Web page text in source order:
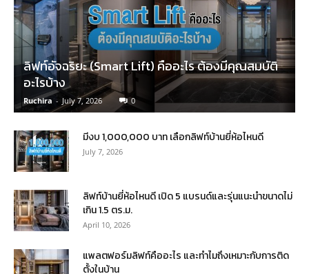
ลิฟท์อัจฉริยะ (Smart Lift) คืออะไร ต้องมีคุณสมบัติ
อะไรบ้าง
Ruchira - July 7, 2026 0
มีงบ 1,000,000 บาท เลือกลิฟท์บ้านยี่ห้อไหนดี
July 7, 2026
ลิฟท์บ้านยี่ห้อไหนดี เปิด 5 แบรนด์และรุ่นแนะนำขนาดไม่
เกิน 1.5 ตร.ม.
April 10, 2026
แพลตฟอร์มลิฟท์คืออะไร และทำไมถึงเหมาะกับการติด
ตั้งในบ้าน